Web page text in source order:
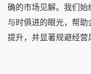
确的市场见解。我们
与时俱进的眼光，帮
提升，并显著规避经营